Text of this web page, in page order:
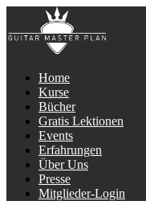
Home
Kurse
Bücher
Gratis Lektionen
Events
Erfahrungen
Über Uns
Presse
Mitglieder-Login